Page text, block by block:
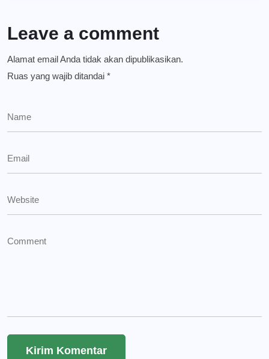
Leave a comment
Alamat email Anda tidak akan dipublikasikan.
Ruas yang wajib ditandai *